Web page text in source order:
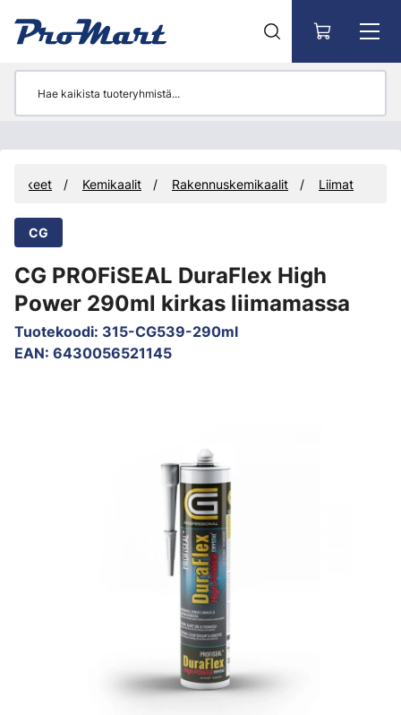
Kemikaalit Rakennuskemikaalit Liimat
CG
CG PROFiSEAL DuraFlex High
Power 290ml kirkas liimamassa
Tuotekoodi: 315-CG539-290ml
EAN: 6430056521145